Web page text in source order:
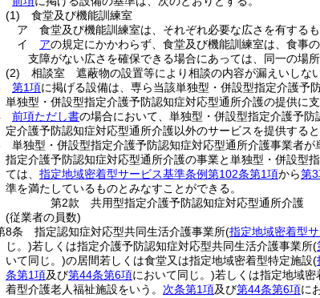
(1)
食堂及び機能訓練室
ア
食堂及び機能訓練室は、それぞれ必要な広さを有する
イ
アの規定にかかわらず、食堂及び機能訓練室は、食事
支障がない広さを確保できる場合にあっては、同一の場所
(2)
相談室 遮蔽物の設置等により相談の内容が漏えいしな
第1項に掲げる設備は、専ら当該単独型・併設型指定介護予
単独型・併設型指定介護予防認知症対応型通所介護の提供に
前項ただし書の場合において、単独型・併設型指定介護予
定介護予防認知症対応型通所介護以外のサービスを提供する
単独型・併設型指定介護予防認知症対応型通所介護事業者
指定介護予防認知症対応型通所介護の事業と単独型・併設型
ては、 指定地域密着型サービス基準条例第102条第1項から第
準を満たしているものとみなすことができる。
第2款
共用型指定介護予防認知症対応型通所介護
(従業者の員数)
8条
指定認知症対応型共同生活介護事業所(指定地域密着型
じ。)若しくは指定介護予防認知症対応型共同生活介護事業所(
いて同じ。)の居間若しくは食堂又は指定地域密着型特定施設(
条第1項及び第44条第6項において同じ。)若しくは指定地域密
着型介護老人福祉施設をいう。 次条第1項及び第44条第6項に